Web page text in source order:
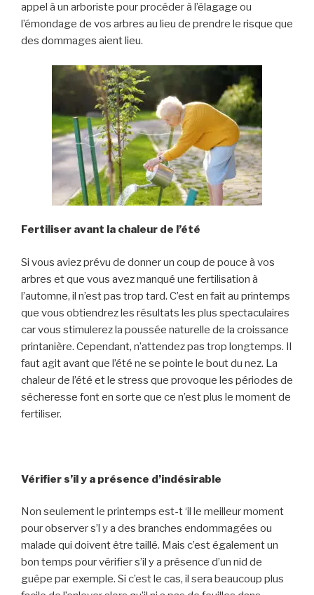
appel à un arboriste pour procéder à l’élagage ou
l’émondage de vos arbres au lieu de prendre le risque que
des dommages aient lieu.
Fertiliser avant la chaleur de l’été
Si vous aviez prévu de donner un coup de pouce à vos
arbres et que vous avez manqué une fertilisation à
l’automne, il n’est pas trop tard. C’est en fait au printemps
que vous obtiendrez les résultats les plus spectaculaires
car vous stimulerez la poussée naturelle de la croissance
printanière. Cependant, n’attendez pas trop longtemps. Il
faut agit avant que l’été ne se pointe le bout du nez. La
chaleur de l’été et le stress que provoque les périodes de
sécheresse font en sorte que ce n’est plus le moment de
fertiliser.
Vérifier s’il y a présence d’indésirable
Non seulement le printemps est-t ‘il le meilleur moment
pour observer s’l y a des branches endommagées ou
malade qui doivent être taillé. Mais c’est également un
bon temps pour vérifier s’il y a présence d’un nid de
guêpe par exemple. Si c’est le cas, il sera beaucoup plus